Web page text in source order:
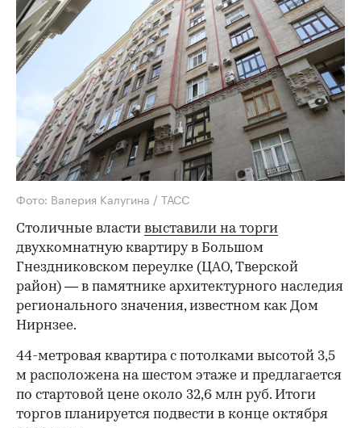
Фото: Валерия Калугина / ТАСС
Столичные власти выставили на торги
двухкомнатную квартиру в Большом
Гнездниковском переулке (ЦАО, Тверской
район) — в памятнике архитектурного наследия
регионального значения, известном как Дом
Нирнзее.
44-метровая квартира с потолками высотой 3,5
м расположена на шестом этаже и предлагается
по стартовой цене около 32,6 млн руб. Итоги
торгов планируется подвести в конце октября